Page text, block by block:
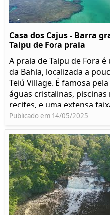
Casa dos Cajus - Barra
Taipu de Fora praia
A praia de Taipu de Fora
da Bahia, localizada a
Teiú Village. É famosa
águas cristalinas,
recifes, e uma extensa
Publicado em 14/05/2025